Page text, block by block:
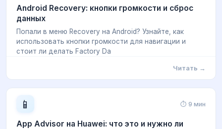
Android Recovery: кнопки громкости и сброс
данных
Попали в меню Recovery на Android? Узнайте, как
использовать кнопки громкости для навигации и
стоит ли делать Factory Da
Читать →
📱 ⏱ 9 мин
App Advisor на Huawei: что это и нужно ли